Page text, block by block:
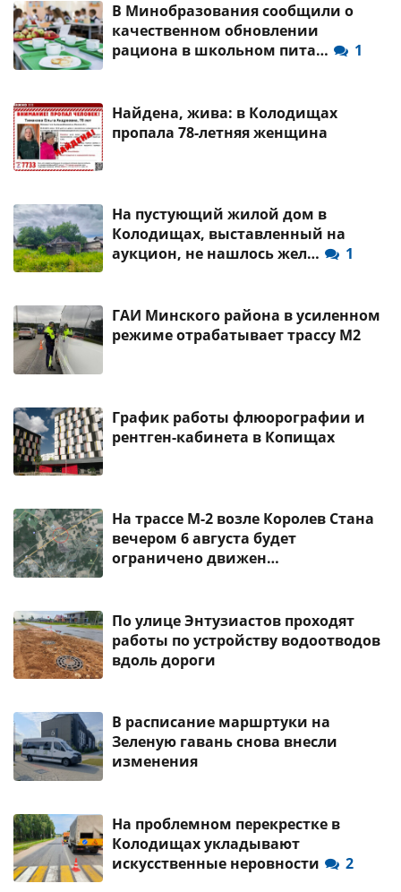
В Минобразования сообщили о
качественном обновлении
рациона в школьном пита…
1
Найдена, жива: в Колодищах
пропала 78-летняя женщина
На пустующий жилой дом в
Колодищах, выставленный на
аукцион, не нашлось жел…
1
ГАИ Минского района в усиленном
режиме отрабатывает трассу М2
График работы флюорографии и
рентген-кабинета в Копищах
На трассе М-2 возле Королев Стана
вечером 6 августа будет
ограничено движен…
По улице Энтузиастов проходят
работы по устройству водоотводов
вдоль дороги
В расписание маршртуки на
Зеленую гавань снова внесли
изменения
На проблемном перекрестке в
Колодищах укладывают
искусственные неровности
2